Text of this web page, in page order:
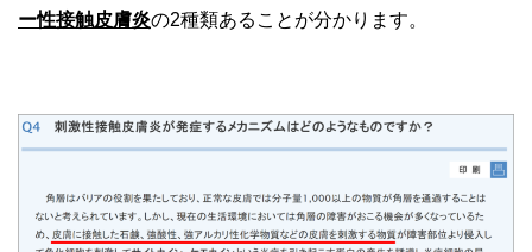
ー性接触皮膚炎の2種類あることが分かります。